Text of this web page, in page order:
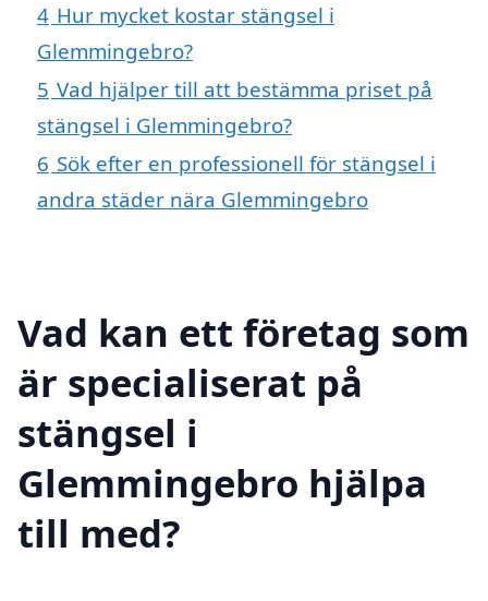
4 Hur mycket kostar stängsel i
Glemmingebro?
5 Vad hjälper till att bestämma priset på
stängsel i Glemmingebro?
6 Sök efter en professionell för stängsel i
andra städer nära Glemmingebro
Vad kan ett företag som
är specialiserat på
stängsel i
Glemmingebro hjälpa
till med?